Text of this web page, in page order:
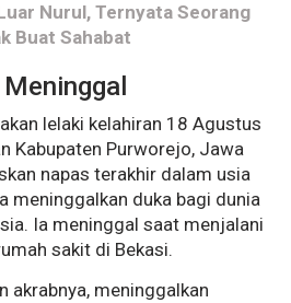
Nurul, Ternyata Seorang
Buat Sahabat
lelaki kelahiran 18 Agustus
Kabupaten Purworejo, Jawa
napas terakhir dalam usia
meninggalkan duka bagi dunia
Ia meninggal saat menjalani
sakit di Bekasi.
akrabnya, meninggalkan